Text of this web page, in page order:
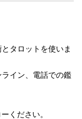
タロットを使いま
イン、電話での鑑
ください。